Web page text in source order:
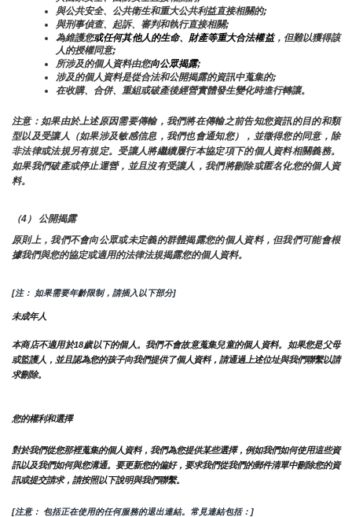
與公共安全、公共衛生和重大公共利益直接相關的;
與刑事偵查、起訴、審判和執行直接相關;
為維護您或任何其他人的生命、財產等重大合法權益，但難以獲得該
人的授權同意;
所涉及的個人資料由您向公眾揭露;
涉及的個人資料是從合法和公開揭露的資訊中蒐集的;
在收購、合併、重組或破產後經營實體發生變化時進行轉讓。
注意：如果由於上述原因需要傳輸，我們將在傳輸之前告知您資訊的目的和類
型以及受讓人（如果涉及敏感信息，我們也會通知您），並徵得您的同意，除
非法律或法規另有規定。受讓人將繼續履行本協定項下的個人資料相關義務。
如果我們破產或停止運營，並且沒有受讓人，我們將刪除或匿名化您的個人資
料。
（4） 公開揭露
原則上，我們不會向公眾或未定義的群體揭露您的個人資料，但我們可能會根
據我們與您的協定或適用的法律法規揭露您的個人資料。
[注： 如果需要年齡限制，請插入以下部分]
未成年人
本商店不適用於18歲以下的個人。我們不會故意蒐集兒童的個人資料。如果您是父母
或監護人，並且認為您的孩子向我們提供了個人資料，請通過上述位址與我們聯繫以請
求刪除。
您的權利和選擇
對於我們從您那裡蒐集的個人資料，我們為您提供某些選擇，例如我們如何使用這些資
訊以及我們如何與您溝通。要更新您的偏好，要求我們從我們的郵件清單中刪除您的資
訊或提交請求，請按照以下說明與我們聯繫。
[注意： 包括正在使用的任何服務的退出連結。常見連結包括：]